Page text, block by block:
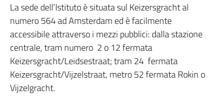
La sede dell’Istituto è situata sul Keizersgracht al
numero 564 ad Amsterdam ed è facilmente
accessibile attraverso i mezzi pubblici: dalla stazione
centrale, tram numero 2 o 12 fermata
Keizersgracht/Leidsestraat; tram 24 fermata
Keizersgracht/Vijzelstraat, metro 52 fermata Rokin o
Vijzelgracht.